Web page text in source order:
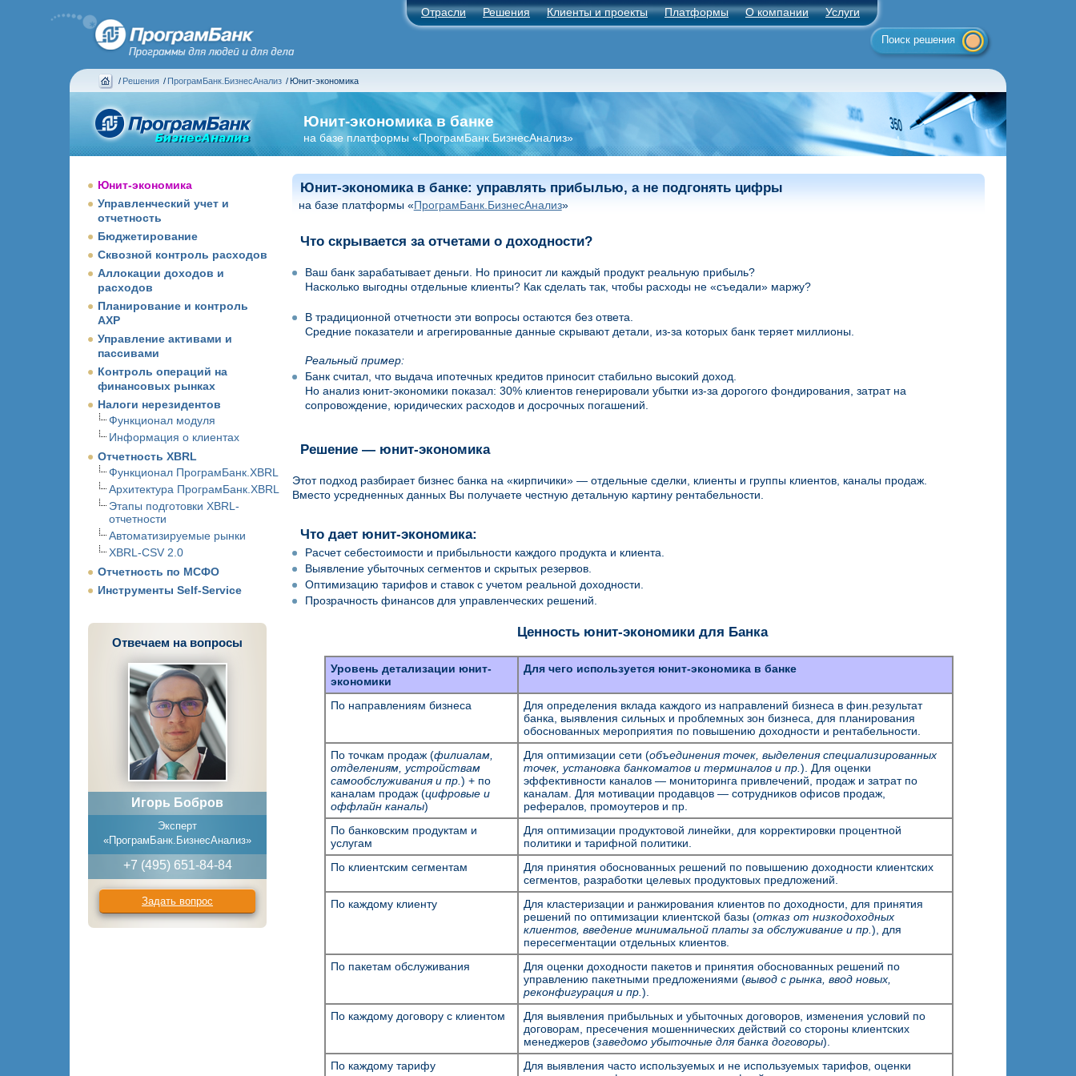
Поиск решения
Отрасли Решения Клиенты и проекты Платформы О компании Услуги
/ Решения / ПрограмБанк.БизнесАнализ / Юнит-экономика
Юнит-экономика в банке
на базе платформы «ПрограмБанк.БизнесАнализ»
Юнит-экономика
Управленческий учет и
отчетность
Бюджетирование
Сквозной контроль расходов
Аллокации доходов и
расходов
Планирование и контроль
АХР
Управление активами и
пассивами
Контроль операций на
финансовых рынках
Налоги нерезидентов
Функционал модуля
Информация о клиентах
Отчетность XBRL
Функционал ПрограмБанк.XBRL
Архитектура ПрограмБанк.XBRL
Этапы подготовки XBRL-
отчетности
Автоматизируемые рынки
XBRL-CSV 2.0
Отчетность по МСФО
Инструменты Self-Service
Отвечаем на вопросы
Игорь Бобров
Эксперт
«ПрограмБанк.БизнесАнализ»
+7 (495) 651-84-84
Задать вопрос
Юнит-экономика в банке: управлять прибылью, а не подгонять цифры
на базе платформы «ПрограмБанк.БизнесАнализ»
Что скрывается за отчетами о доходности?
Ваш банк зарабатывает деньги. Но приносит ли каждый продукт реальную прибыль?
Насколько выгодны отдельные клиенты? Как сделать так, чтобы расходы не «съедали» маржу?
В традиционной отчетности эти вопросы остаются без ответа.
Средние показатели и агрегированные данные скрывают детали, из-за которых банк теряет миллионы.
Реальный пример:
Банк считал, что выдача ипотечных кредитов приносит стабильно высокий доход.
Но анализ юнит-экономики показал: 30% клиентов генерировали убытки из-за дорогого фондирования, затрат на
сопровождение, юридических расходов и досрочных погашений.
Решение — юнит-экономика
Этот подход разбирает бизнес банка на «кирпичики» — отдельные сделки, клиенты и группы клиентов, каналы продаж.
Вместо усредненных данных Вы получаете честную детальную картину рентабельности.
Что дает юнит-экономика:
Расчет себестоимости и прибыльности каждого продукта и клиента.
Выявление убыточных сегментов и скрытых резервов.
Оптимизацию тарифов и ставок с учетом реальной доходности.
Прозрачность финансов для управленческих решений.
Ценность юнит-экономики для Банка
Уровень детализации юнит-
экономики
Для чего используется юнит-экономика в банке
По направлениям бизнеса
Для определения вклада каждого из направлений бизнеса в фин.результат
банка, выявления сильных и проблемных зон бизнеса, для планирования
обоснованных мероприятия по повышению доходности и рентабельности.
По точкам продаж (филиалам,
отделениям, устройствам
самообслуживания и пр. ) + по
каналам продаж (цифровые и
оффлайн каналы)
Для оптимизации сети (объединения точек, выделения специализированных
точек, установка банкоматов и терминалов и пр. ). Для оценки
эффективности каналов — мониторинга привлечений, продаж и затрат по
каналам. Для мотивации продавцов — сотрудников офисов продаж,
рефералов, промоутеров и пр.
По банковским продуктам и
услугам
Для оптимизации продуктовой линейки, для корректировки процентной
политики и тарифной политики.
По клиентским сегментам
Для принятия обоснованных решений по повышению доходности клиентских
сегментов, разработки целевых продуктовых предложений.
По каждому клиенту
Для кластеризации и ранжирования клиентов по доходности, для принятия
решений по оптимизации клиентской базы (отказ от низкодоходных
клиентов, введение минимальной платы за обслуживание и пр. ), для
пересегментации отдельных клиентов.
По пакетам обслуживания
Для оценки доходности пакетов и принятия обоснованных решений по
управлению пакетными предложениями (вывод с рынка, ввод новых,
реконфигурация и пр. ).
По каждому договору с клиентом
Для выявления прибыльных и убыточных договоров, изменения условий по
договорам, пресечения мошеннических действий со стороны клиентских
менеджеров (заведомо убыточные для банка договоры).
По каждому тарифу
Для выявления часто используемых и не используемых тарифов, оценки